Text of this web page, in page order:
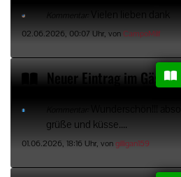
Kommentar: Vielen lieben dank
02.06.2026, 00:07 Uhr, vonCampoMilf
Neuer Eintrag im
grüße und küsse....
01.06.2026, 18:16 Uhr, vongilligan159